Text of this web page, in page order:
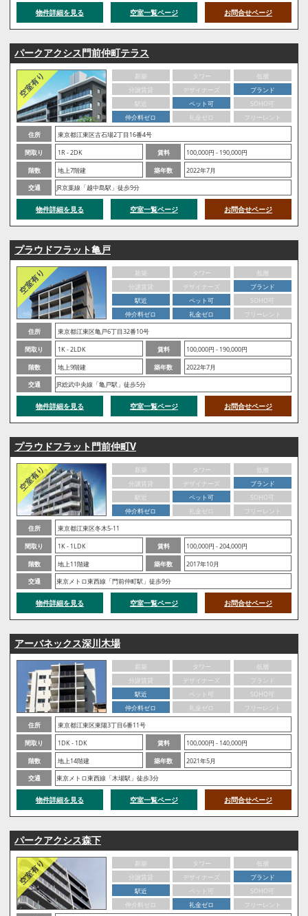
物件詳細を見る 空室一覧ページ お問合せページ
パークアクシス門前仲町テラス
新築 タワー
低層
分譲賃貸
デザイナーズ
ブランド
駅近
ペット可
SOHO可
仲介料ゼロ
礼金ゼロ
フリーレント
住所
東京都江東区古石場2丁目16番4号
間取り
1R - 2DK 賃料
100,000円 - 190,000円
階数
地上7階建 築年数
2022年7月
交通
JR京葉線「越中島駅」徒歩9分
物件詳細を見る 空室一覧ページ お問合せページ
プラウドフラット亀戸
新築 タワー
低層
分譲賃貸
デザイナーズ
ブランド
駅近
ペット可
SOHO可
仲介料ゼロ
礼金ゼロ
フリーレント
住所
東京都江東区亀戸6丁目32番10号
間取り
1K - 2LDK 賃料
100,000円 - 190,000円
階数
地上9階建 築年数
2022年7月
交通
JR総武中央線「亀戸駅」徒歩5分
物件詳細を見る 空室一覧ページ お問合せページ
プラウドフラット門前仲町Ⅴ
新築 タワー
低層
分譲賃貸
デザイナーズ
ブランド
駅近
ペット可
SOHO可
仲介料ゼロ
礼金ゼロ
フリーレント
住所
東京都江東区冬木5-11
間取り
1K - 1LDK 賃料
100,000円 - 204,000円
階数
地上11階建 築年数
2017年10月
交通
東京メトロ東西線「門前仲町駅」徒歩9分
物件詳細を見る 空室一覧ページ お問合せページ
アーバネックス深川木場
新築 タワー
低層
分譲賃貸
デザイナーズ
ブランド
駅近
ペット可
SOHO可
仲介料ゼロ
礼金ゼロ
フリーレント
住所
東京都江東区東陽3丁目6番11号
間取り
1DK - 1DK 賃料
100,000円 - 140,000円
階数
地上14階建 築年数
2021年5月
交通
東京メトロ東西線「木場駅」徒歩3分
物件詳細を見る 空室一覧ページ お問合せページ
パークアクシス森下
新築 タワー
低層
分譲賃貸
デザイナーズ
ブランド
駅近
ペット可
SOHO可
仲介料ゼロ
礼金ゼロ
フリーレント